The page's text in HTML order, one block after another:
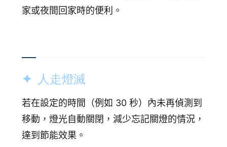
家或夜間回家時的便利。
✦ 人走燈滅
若在設定的時間（例如 30 秒）內未再偵測到
移動，燈光自動關閉，減少忘記關燈的情況，
達到節能效果。